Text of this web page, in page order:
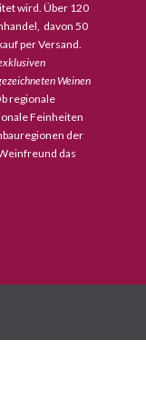
wird. Über 120
davon 50
per Versand.
Weinen
regionale
Feinheiten
der
das